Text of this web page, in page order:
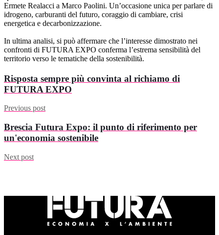
Ermete Realacci a Marco Paolini. Un’occasione unica per parlare di
idrogeno, carburanti del futuro, coraggio di cambiare, crisi
energetica e decarbonizzazione.
In ultima analisi, si può affermare che l’interesse dimostrato nei
confronti di FUTURA EXPO conferma l’estrema sensibilità del
territorio verso le tematiche della sostenibilità.
Risposta sempre più convinta al richiamo di
FUTURA EXPO
Previous post
Brescia Futura Expo: il punto di riferimento per
un'economia sostenibile
Next post